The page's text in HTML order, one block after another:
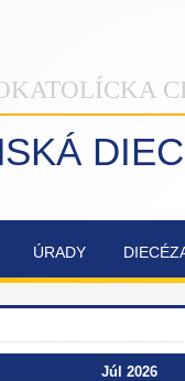
ÚRADY
NAŠA
DIECÉZA
Júl 2026